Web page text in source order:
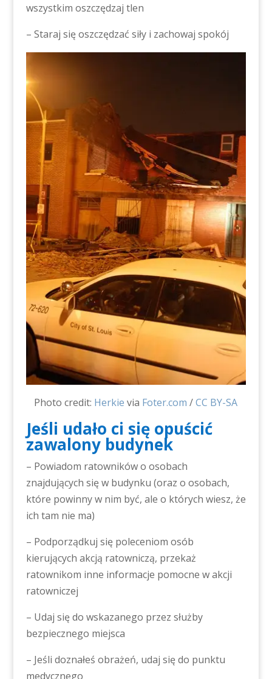
wszystkim oszczędzaj tlen
– Staraj się oszczędzać siły i zachowaj spokój
Photo credit: Herkie via Foter.com /CC BY-SA
Jeśli udało ci się opuścić
zawalony budynek
– Powiadom ratowników o osobach
znajdujących się w budynku (oraz o osobach,
które powinny w nim być, ale o których wiesz, że
ich tam nie ma)
– Podporządkuj się poleceniom osób
kierujących akcją ratowniczą, przekaż
ratownikom inne informacje pomocne w akcji
ratowniczej
– Udaj się do wskazanego przez służby
bezpiecznego miejsca
– Jeśli doznałeś obrażeń, udaj się do punktu
medycznego